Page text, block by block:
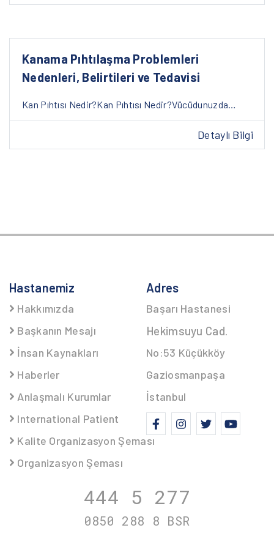
Kanama Pıhtılaşma Problemleri
Nedenleri, Belirtileri ve Tedavisi
Kan Pıhtısı Nedir?Kan Pıhtısı Nedir?Vücüdunuzda…
Detaylı Bilgi
Hastanemiz
Hakkımızda
Başkanın Mesajı
İnsan Kaynakları
Haberler
Anlaşmalı Kurumlar
International Patient
Kalite Organizasyon Şeması
Organizasyon Şeması
Adres
Başarı Hastanesi
Hekimsuyu Cad.
No:53 Küçükköy
Gaziosmanpaşa
İstanbul
444 5 277
0850 288 8 BSR